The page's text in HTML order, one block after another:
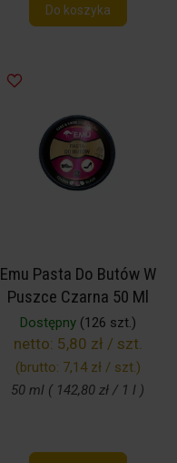
Do koszyka
Emu Pasta Do Butów W
Puszce Czarna 50 Ml
Dostępny(126 szt.)
netto: 5,80 zł / szt.
(brutto: 7,14 zł / szt.)
50 ml ( 142,80 zł / 1 l )